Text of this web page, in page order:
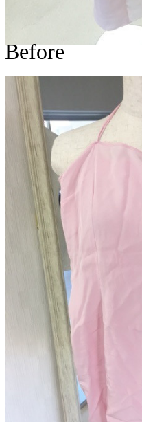
Before